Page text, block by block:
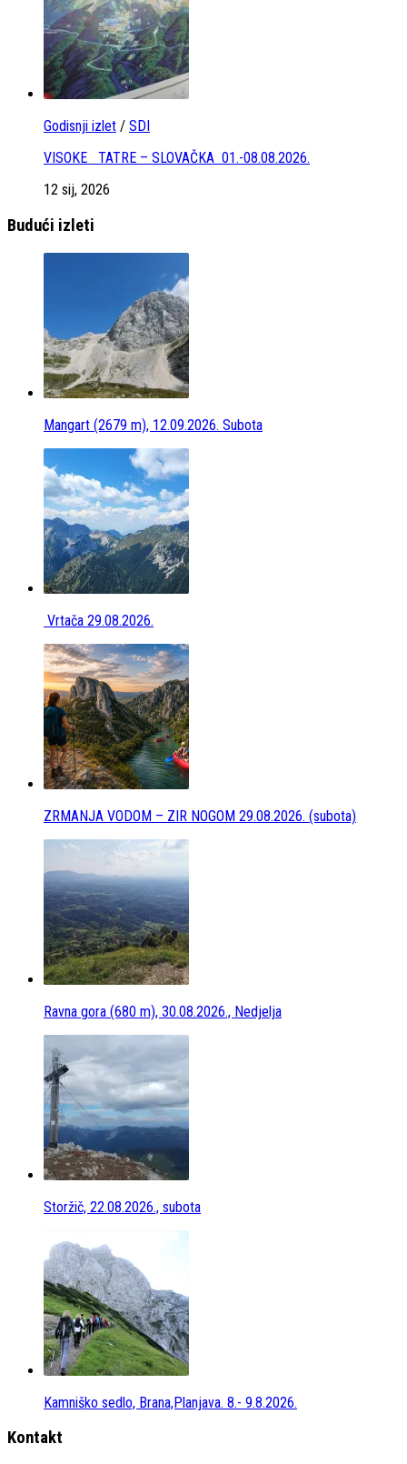
Godisnji izlet / SDI
VISOKE TATRE – SLOVAČKA 01.-08.08.2026.
12 sij, 2026
Budući izleti
Mangart (2679 m), 12.09.2026. Subota
Vrtača 29.08.2026.
ZRMANJA VODOM – ZIR NOGOM 29.08.2026. (subota)
Ravna gora (680 m), 30.08.2026., Nedjelja
Storžič, 22.08.2026., subota
Kamniško sedlo, Brana,Planjava. 8.- 9.8.2026.
Kontakt